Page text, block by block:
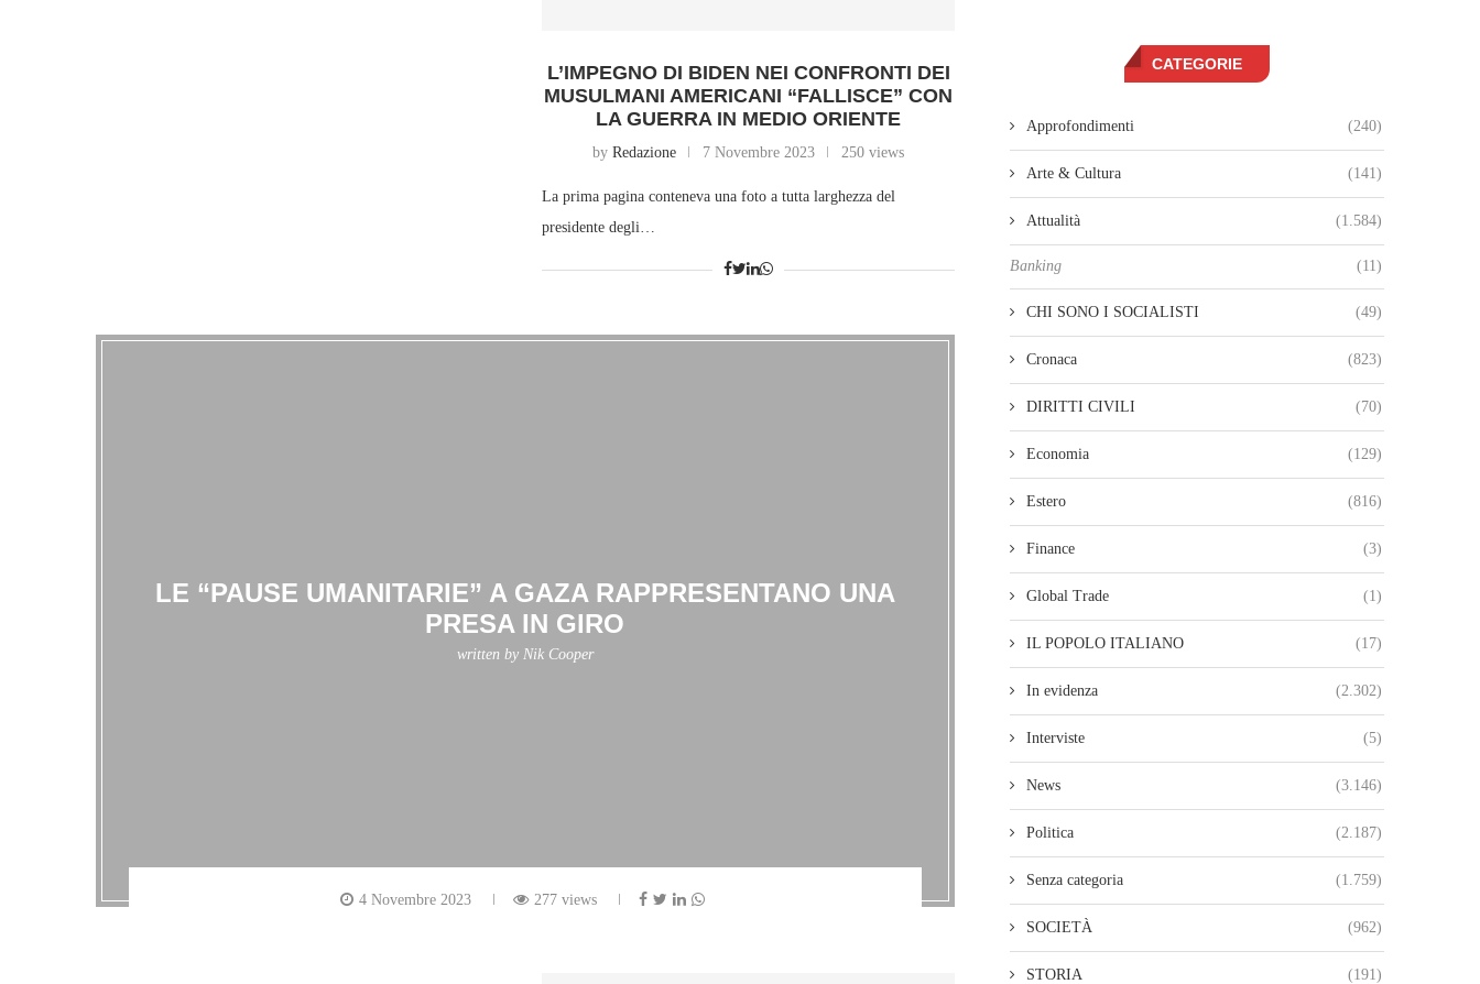
L’IMPEGNO DI BIDEN NEI CONFRONTI DEI
MUSULMANI AMERICANI “FALLISCE” CON
LA GUERRA IN MEDIO ORIENTE
byRedazione 7 Novembre 2023 250 views
La prima pagina conteneva una foto a tutta larghezza del
presidente degli…
LE “PAUSE UMANITARIE” A GAZA RAPPRESENTANO UNA
PRESA IN GIRO
written by Nik Cooper
4 Novembre 2023 277 views
CATEGORIE
Approfondimenti (240)
Arte & Cultura (141)
Attualità (1.584)
Banking (11)
CHI SONO I SOCIALISTI (49)
Cronaca (823)
DIRITTI CIVILI (70)
Economia (129)
Estero (816)
Finance (3)
Global Trade (1)
IL POPOLO ITALIANO (17)
In evidenza (2.302)
Interviste (5)
News (3.146)
Politica (2.187)
Senza categoria (1.759)
SOCIETÀ (962)
STORIA (191)